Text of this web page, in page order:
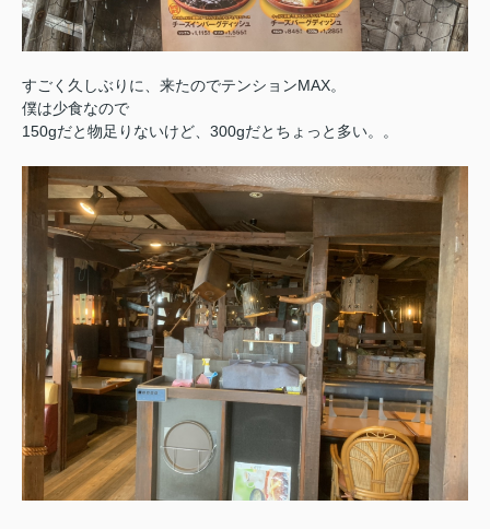
すごく久しぶりに、来たのでテンションMAX。
僕は少食なので
150gだと物足りないけど、300gだとちょっと多い。。